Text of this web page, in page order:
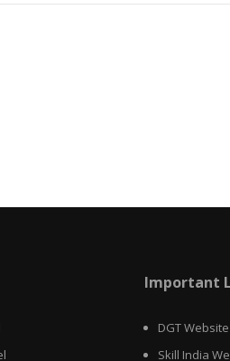
Important
DGT Website
Skill India